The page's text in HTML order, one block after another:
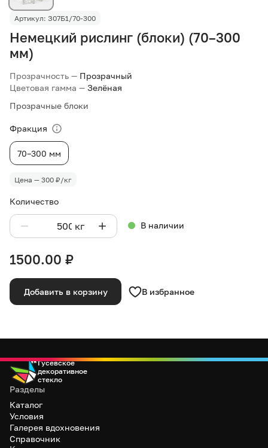
Артикул: З07Б1/70-300
Немецкий рислинг (блоки) (70–300
мм)
Прозрачность — Прозрачный
Цветовая гамма — Зелёная
Прозрачные блоки
Фракция
70–300 мм
Цена — 300 ₽/кг
Количество
кг В наличии
1500.00 ₽
Добавить в корзину В избранное
Гусевское
декоративное
стекло
Разделы
Каталог
Условия
Галерея вдохновения
Справочник